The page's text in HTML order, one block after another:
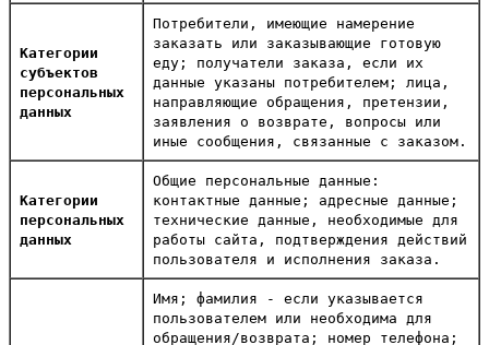
Категории
субъектов
персональных
данных
Потребители, имеющие намерение
заказать или заказывающие готовую
еду; получатели заказа, если их
данные указаны потребителем; лица,
направляющие обращения, претензии,
заявления о возврате, вопросы или
иные сообщения, связанные с заказом.
Категории
персональных
данных
Общие персональные данные:
контактные данные; адресные данные;
технические данные, необходимые для
работы сайта, подтверждения действий
пользователя и исполнения заказа.
Имя; фамилия - если указывается
пользователем или необходима для
обращения/возврата; номер телефона;